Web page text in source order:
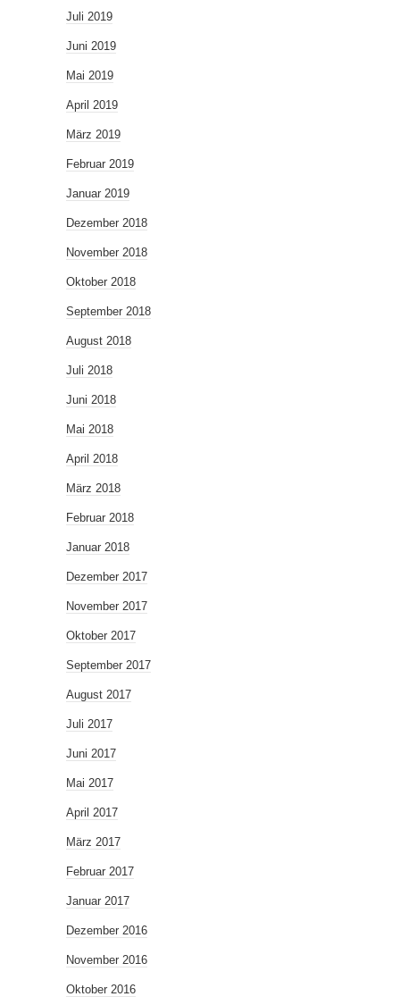
Juli 2019
Juni 2019
Mai 2019
April 2019
März 2019
Februar 2019
Januar 2019
Dezember 2018
November 2018
Oktober 2018
September 2018
August 2018
Juli 2018
Juni 2018
Mai 2018
April 2018
März 2018
Februar 2018
Januar 2018
Dezember 2017
November 2017
Oktober 2017
September 2017
August 2017
Juli 2017
Juni 2017
Mai 2017
April 2017
März 2017
Februar 2017
Januar 2017
Dezember 2016
November 2016
Oktober 2016